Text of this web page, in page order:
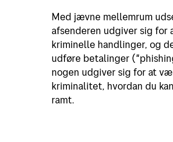
Med jævne mellemrum
afsenderen udgiver sig
kriminelle handlinger, og
udføre betalinger
nogen udgiver sig for at
kriminalitet, hvordan du
ramt.